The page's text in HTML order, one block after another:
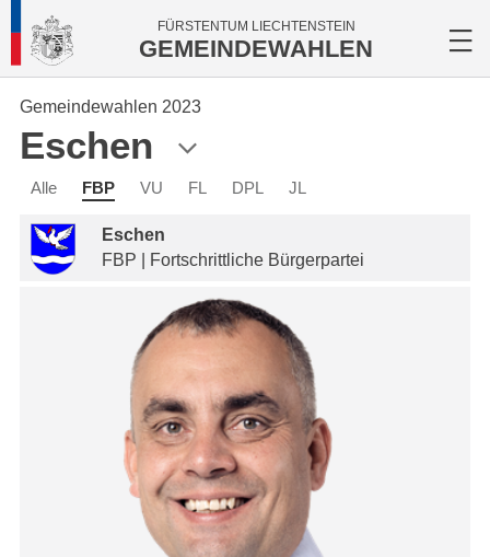
FÜRSTENTUM LIECHTENSTEIN
GEMEINDEWAHLEN
Gemeindewahlen 2023
Eschen
Alle FBP VU FL DPL JL
Eschen
FBP | Fortschrittliche Bürgerpartei